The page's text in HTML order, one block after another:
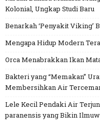
Kolonial, Ungkap Studi Baru
Benarkah ‘Penyakit Viking’
Mengapa Hidup Modern
Orca Menabrakkan Ikan
Bakteri yang “Memakan”
Membersihkan Air
Lele Kecil Pendaki Air
paranensis yang Bikin